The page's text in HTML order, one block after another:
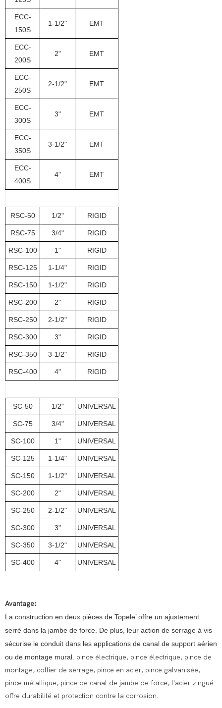
ECC-
150S
1-1/2" EMT
ECC-
200S
2" EMT
ECC-
250S
2-1/2" EMT
ECC-
300S
3" EMT
ECC-
350S
3-1/2" EMT
ECC-
400S
4" EMT
RSC-50 1/2" RIGID
RSC-75 3/4" RIGID
RSC-100 1" RIGID
RSC-125 1-1/4" RIGID
RSC-150 1-1/2" RIGID
RSC-200 2" RIGID
RSC-250 2-1/2" RIGID
RSC-300 3" RIGID
RSC-350 3-1/2" RIGID
RSC-400 4" RIGID
SC-50 1/2" UNIVERSAL
SC-75 3/4" UNIVERSAL
SC-100 1" UNIVERSAL
SC-125 1-1/4" UNIVERSAL
SC-150 1-1/2" UNIVERSAL
SC-200 2" UNIVERSAL
SC-250 2-1/2" UNIVERSAL
SC-300 3" UNIVERSAL
SC-350 3-1/2" UNIVERSAL
SC-400 4" UNIVERSAL
Avantage:
La construction en deux pièces de Topele’ offre un ajustement
serré dans la jambe de force. De plus, leur action de serrage à vis
sécurise le conduit dans les applications de canal de support aérien
ou de montage mural. pince électrique, pince électrique, pince de
montage, collier de serrage, pince en acier, pince galvanisée,
pince métallique, pince de canal de jambe de force, l'acier zingué
offre durabilité et protection contre la corrosion.